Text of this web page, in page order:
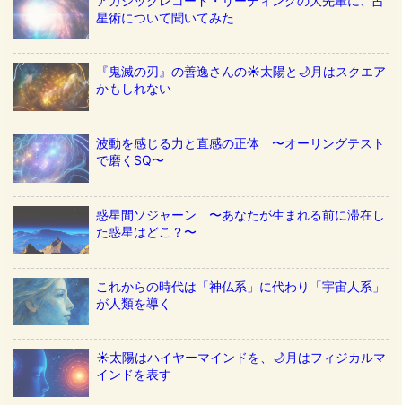
星術について聞いてみた
『鬼滅の刃』の善逸さんの☀️太陽と🌙月はスクエア
かもしれない
波動を感じる力と直感の正体 〜オーリングテスト
で磨くSQ〜
惑星間ソジャーン 〜あなたが生まれる前に滞在し
た惑星はどこ？〜
これからの時代は「神仏系」に代わり「宇宙人系」
が人類を導く
☀️太陽はハイヤーマインドを、🌙月はフィジカルマ
インドを表す